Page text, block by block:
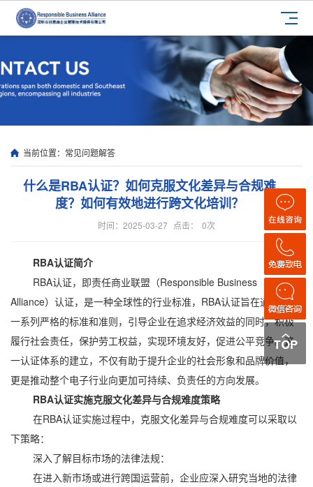
当前位置： 常见问题解答
什么是RBA认证？如何克服文化差异与合规难
度？如何有效地进行跨文化培训？
时间：2025-03-27 点击： 0次
RBA认证简介
RBA认证，即责任商业联盟（Responsible Business
Alliance）认证，是一种全球性的行业标准，RBA认证旨在通过制定
一系列严格的标准和准则，引导企业在追求经济效益的同时，积极
履行社会责任，保护劳工权益，实现环境友好，促进公平竞争。这
一认证体系的建立，不仅有助于提升企业的社会形象和品牌价值，
更是推动整个电子行业向更加可持续、负责任的方向发展。
RBA认证实施克服文化差异与合规难度策略
在RBA认证实施过程中，克服文化差异与合规难度可以采取以
下策略：
深入了解目标市场的法律法规：
在进入新市场或进行跨国运营前，企业应深入研究当地的法律